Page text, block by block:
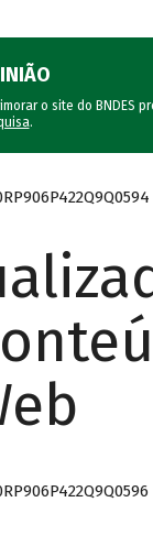
o site do BNDES
.